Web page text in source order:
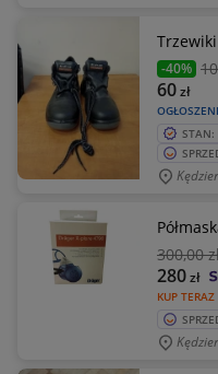
-40%
60zł
STAN:
300,00
KUP TERAZ
280zł